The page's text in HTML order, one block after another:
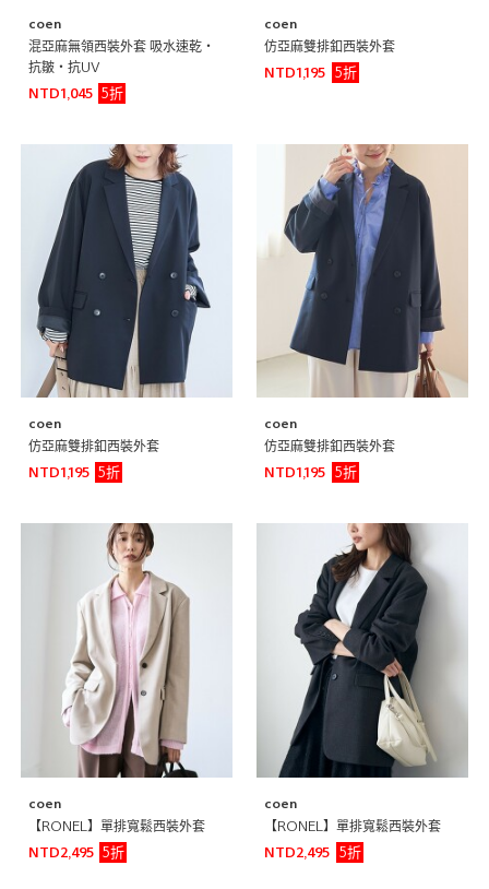
coen
混亞麻無領西裝外套 吸水速乾・
抗皺・抗UV
NTD1,045
5折
coen
仿亞麻雙排釦西裝外套
NTD1,195
5折
coen
仿亞麻雙排釦西裝外套
NTD1,195
5折
coen
仿亞麻雙排釦西裝外套
NTD1,195
5折
coen
【RONEL】單排寬鬆西裝外套
NTD2,495
5折
coen
【RONEL】單排寬鬆西裝外套
NTD2,495
5折